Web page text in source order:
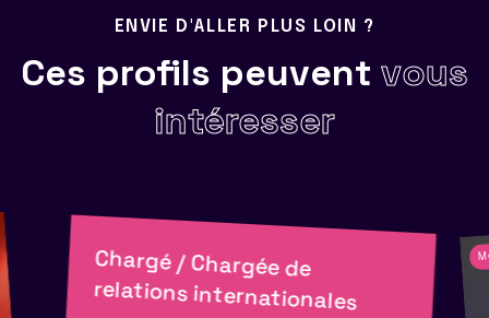
ENVIE D'ALLER PLUS LOIN ?
Ces profils peuvent vous
intéresser
Chargé / Chargée de
relations internationales